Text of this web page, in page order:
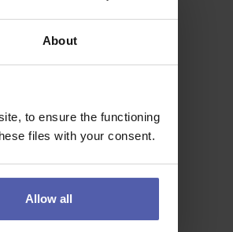
About
to ensure the functioning
files with your consent.
Allow all